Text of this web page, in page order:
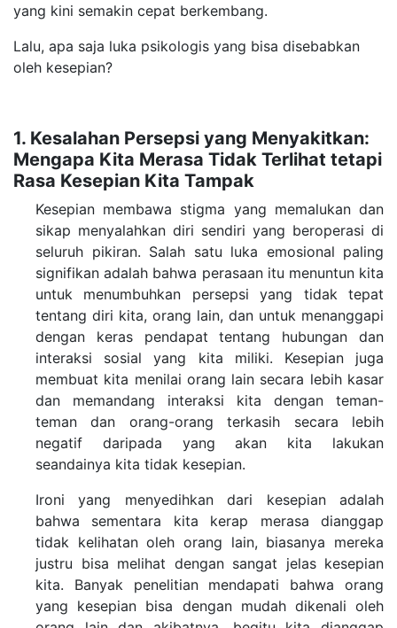
yang kini semakin cepat berkembang.
Lalu, apa saja luka psikologis yang bisa disebabkan
oleh kesepian?
1. Kesalahan Persepsi yang Menyakitkan:
Mengapa Kita Merasa Tidak Terlihat tetapi
Rasa Kesepian Kita Tampak
Kesepian membawa stigma yang memalukan dan
sikap menyalahkan diri sendiri yang beroperasi di
seluruh pikiran. Salah satu luka emosional paling
signifikan adalah bahwa perasaan itu menuntun kita
untuk menumbuhkan persepsi yang tidak tepat
tentang diri kita, orang lain, dan untuk menanggapi
dengan keras pendapat tentang hubungan dan
interaksi sosial yang kita miliki. Kesepian juga
membuat kita menilai orang lain secara lebih kasar
dan memandang interaksi kita dengan teman-
teman dan orang-orang terkasih secara lebih
negatif daripada yang akan kita lakukan
seandainya kita tidak kesepian.
Ironi yang menyedihkan dari kesepian adalah
bahwa sementara kita kerap merasa dianggap
tidak kelihatan oleh orang lain, biasanya mereka
justru bisa melihat dengan sangat jelas kesepian
kita. Banyak penelitian mendapati bahwa orang
yang kesepian bisa dengan mudah dikenali oleh